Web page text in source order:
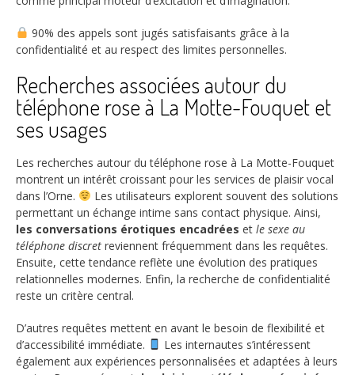
90% des appels sont jugés satisfaisants grâce à la
confidentialité et au respect des limites personnelles.
Recherches associées autour du
téléphone rose à La Motte-Fouquet et
ses usages
Les recherches autour du téléphone rose à La Motte-Fouquet
montrent un intérêt croissant pour les services de plaisir vocal
dans l’Orne.
Les utilisateurs explorent souvent des solutions
permettant un échange intime sans contact physique. Ainsi,
les conversations érotiques encadrées et le sexe au
téléphone discret reviennent fréquemment dans les requêtes.
Ensuite, cette tendance reflète une évolution des pratiques
relationnelles modernes. Enfin, la recherche de confidentialité
reste un critère central.
D’autres requêtes mettent en avant le besoin de flexibilité et
d’accessibilité immédiate.
Les internautes s’intéressent
également aux expériences personnalisées et adaptées à leurs